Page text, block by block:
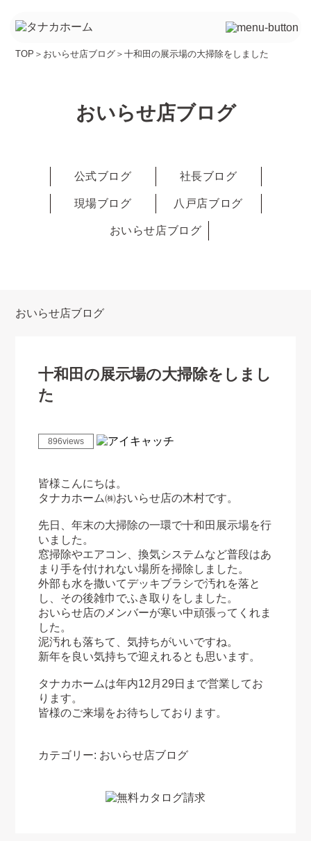
TOP ＞ おいらせ店ブログ ＞十和田の展示場の大掃除をしました
おいらせ店ブログ
公式ブログ 社長ブログ
現場ブログ 八戸店ブログ
おいらせ店ブログ
おいらせ店ブログ
十和田の展示場の大掃除をしまし
た
896views
皆様こんにちは。
タナカホーム㈱おいらせ店の木村です。
先日、年末の大掃除の一環で十和田展示場を行
いました。
窓掃除やエアコン、換気システムなど普段はあ
まり手を付けれない場所を掃除しました。
外部も水を撒いてデッキブラシで汚れを落と
し、その後雑巾でふき取りをしました。
おいらせ店のメンバーが寒い中頑張ってくれま
した。
泥汚れも落ちて、気持ちがいいですね。
新年を良い気持ちで迎えれるとも思います。
タナカホームは年内12月29日まで営業してお
ります。
皆様のご来場をお待ちしております。
カテゴリー: おいらせ店ブログ